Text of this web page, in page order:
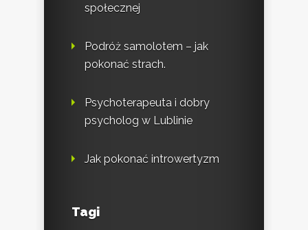
społecznej
Podróż samolotem – jak
pokonać strach.
Psychoterapeuta i dobry
psycholog w Lublinie
Jak pokonać introwertyzm
Tagi